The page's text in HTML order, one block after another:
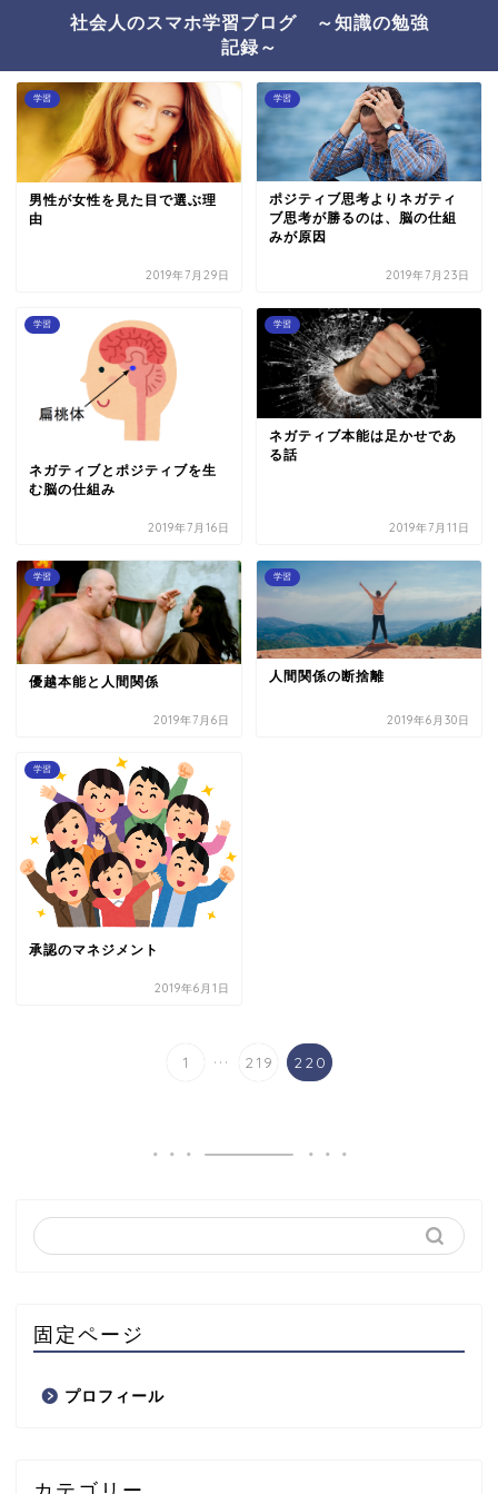
社会人のスマホ学習ブログ ～知識の勉強
記録～
学習
男性が女性を見た目で選ぶ理
由
2019年7月29日
学習
ポジティブ思考よりネガティ
ブ思考が勝るのは、脳の仕組
みが原因
2019年7月23日
学習
ネガティブとポジティブを生
む脳の仕組み
2019年7月16日
学習
ネガティブ本能は足かせであ
る話
2019年7月11日
学習
優越本能と人間関係
2019年7月6日
学習
人間関係の断捨離
2019年6月30日
学習
承認のマネジメント
2019年6月1日
1 ... 219 220
固定ページ
プロフィール